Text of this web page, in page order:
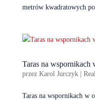
metrów kwadratowych
Taras na wspornikach
przez Karol Jurczyk|
Taras na wspornikach w